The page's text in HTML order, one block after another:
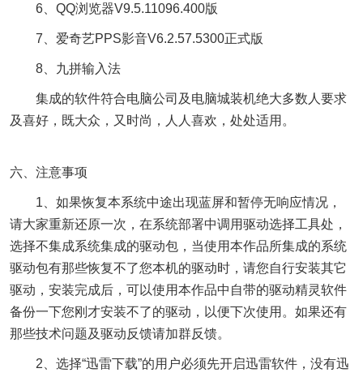
6、QQ浏览器V9.5.11096.400版
7、爱奇艺PPS影音V6.2.57.5300正式版
8、九拼输入法
集成的软件符合电脑公司及电脑城装机绝大多数人要求
及喜好，既大众，又时尚，人人喜欢，处处适用。
六、注意事项
1、如果恢复本系统中途出现蓝屏和暂停无响应情况，
请大家重新还原一次，在系统部署中调用驱动选择工具处，
选择不集成系统集成的驱动包，当使用本作品所集成的系统
驱动包有那些恢复不了您本机的驱动时，请您自行安装其它
驱动，安装完成后，可以使用本作品中自带的驱动精灵软件
备份一下您刚才安装不了的驱动，以便下次使用。如果还有
那些技术问题及驱动反馈请加群反馈。
2、选择“迅雷下载”的用户必须先开启迅雷软件，没有迅